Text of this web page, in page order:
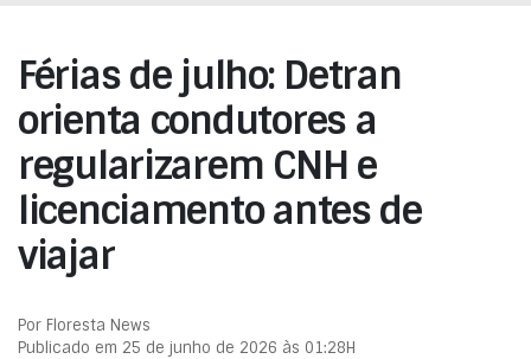
Férias de julho: Detran
orienta condutores a
regularizarem CNH e
licenciamento antes de
viajar
Por Floresta News
Publicado em 25 de junho de 2026 às 01:28H